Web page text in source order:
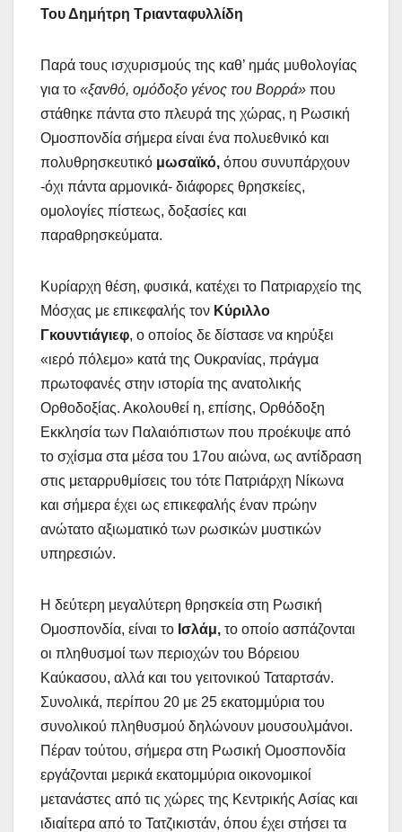
Του Δημήτρη Τριανταφυλλίδη
Παρά τους ισχυρισμούς της καθ’ ημάς μυθολογίας
για το «ξανθό, ομόδοξο γένος του Βορρά» που
στάθηκε πάντα στο πλευρά της χώρας, η Ρωσική
Ομοσπονδία σήμερα είναι ένα πολυεθνικό και
πολυθρησκευτικό μωσαϊκό, όπου συνυπάρχουν
-όχι πάντα αρμονικά- διάφορες θρησκείες,
ομολογίες πίστεως, δοξασίες και
παραθρησκεύματα.
Κυρίαρχη θέση, φυσικά, κατέχει το Πατριαρχείο της
Μόσχας με επικεφαλής τον Κύριλλο
Γκουντιάγιεφ, ο οποίος δε δίστασε να κηρύξει
«ιερό πόλεμο» κατά της Ουκρανίας, πράγμα
πρωτοφανές στην ιστορία της ανατολικής
Ορθοδοξίας. Ακολουθεί η, επίσης, Ορθόδοξη
Εκκλησία των Παλαιόπιστων που προέκυψε από
το σχίσμα στα μέσα του 17ου αιώνα, ως αντίδραση
στις μεταρρυθμίσεις του τότε Πατριάρχη Νίκωνα
και σήμερα έχει ως επικεφαλής έναν πρώην
ανώτατο αξιωματικό των ρωσικών μυστικών
υπηρεσιών.
Η δεύτερη μεγαλύτερη θρησκεία στη Ρωσική
Ομοσπονδία, είναι το Ισλάμ, το οποίο ασπάζονται
οι πληθυσμοί των περιοχών του Βόρειου
Καύκασου, αλλά και του γειτονικού Ταταρτσάν.
Συνολικά, περίπου 20 με 25 εκατομμύρια του
συνολικού πληθυσμού δηλώνουν μουσουλμάνοι.
Πέραν τούτου, σήμερα στη Ρωσική Ομοσπονδία
εργάζονται μερικά εκατομμύρια οικονομικοί
μετανάστες από τις χώρες της Κεντρικής Ασίας και
ιδιαίτερα από το Τατζικιστάν, όπου έχει στήσει τα